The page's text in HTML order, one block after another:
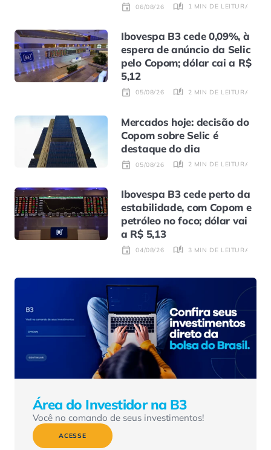
06/08/26 1 MIN DE LEITURA
Ibovespa B3 cede 0,09%, à
espera de anúncio da Selic
pelo Copom; dólar cai a R$
5,12
05/08/26 2 MIN DE LEITURA
Mercados hoje: decisão do
Copom sobre Selic é
destaque do dia
05/08/26 2 MIN DE LEITURA
Ibovespa B3 cede perto da
estabilidade, com Copom e
petróleo no foco; dólar vai
a R$ 5,13
04/08/26 3 MIN DE LEITURA
Área do Investidor na B3
Você no comando de seus investimentos!
ACESSE